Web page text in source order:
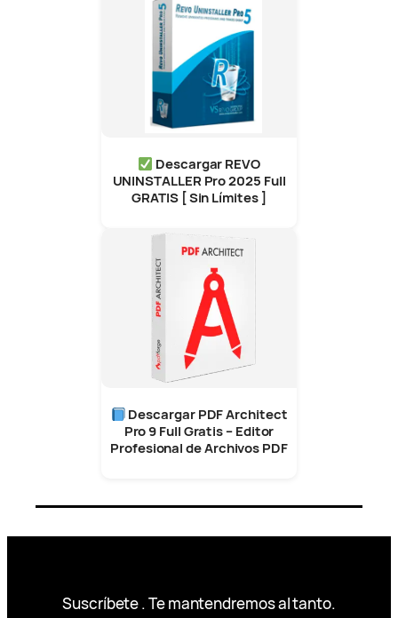
Descargar REVO
UNINSTALLER Pro 2025 Full
GRATIS [ Sin Límites ]
Descargar PDF Architect
Pro 9 Full Gratis – Editor
Profesional de Archivos PDF
Suscríbete . Te mantendremos al tanto.